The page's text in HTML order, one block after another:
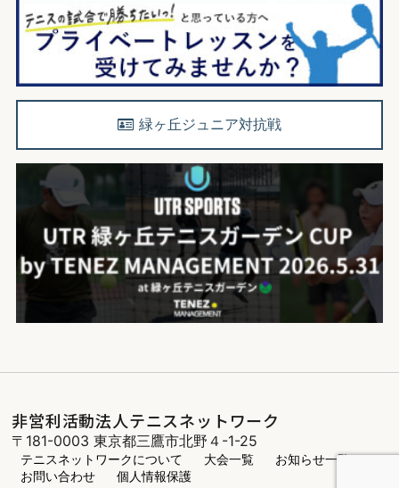
緑ヶ丘ジュニア対抗戦
非営利活動法人テニスネットワーク
〒181-0003 東京都三鷹市北野４-1-25
テニスネットワークについて 大会一覧
お知らせ一覧
お問い合わせ
個人情報保護